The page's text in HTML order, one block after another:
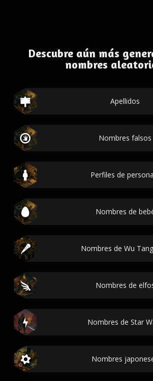
Descubre aún más
nombres
Apellidos
Nombres falsos
Perfiles de
Nombres de
Nombres de Wu
Nombres de
Nombres de Star
Nombres